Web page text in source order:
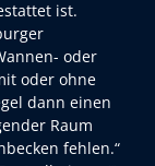
ist.
oder
oder ohne
dann einen
Raum
fehlen.“